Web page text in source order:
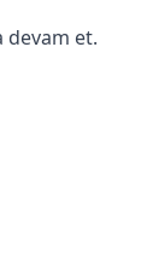
devam et.